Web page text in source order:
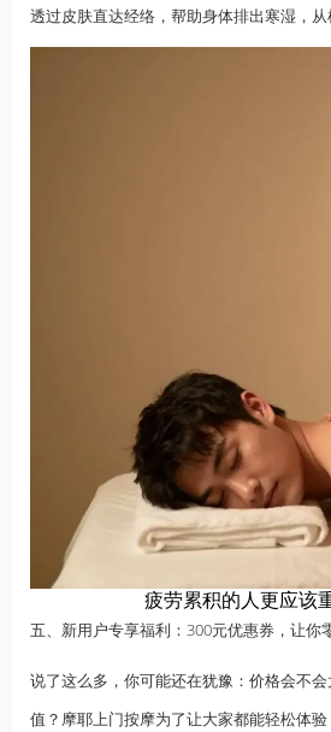
透过皮肤直达经络，帮助身体排出寒湿，从
疲劳累积的人更应该
五、新用户专享福利：300元优惠券，让你
说了这么多，你可能还在犹豫：价格会不
值？摩耶上门按摩为了让大家都能轻松体